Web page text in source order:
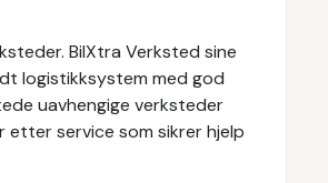
BilXtra Verksted sine
logistikksystem med god
uavhengige verksteder
etter service som sikrer hjelp